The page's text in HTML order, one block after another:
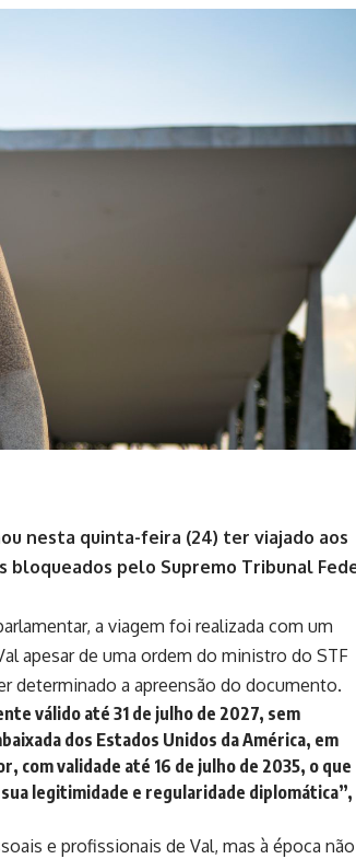
nesta quinta-feira (24) ter viajado aos
bloqueados pelo Supremo Tribunal
a viagem foi realizada com um
apesar de uma ordem do ministro do STF
determinado a apreensão do documento.
válido até 31 de julho de 2027, sem
dos Estados Unidos da América, em
com validade até 16 de julho de 2035, o que
legitimidade e regularidade diplomática”,
e profissionais de Val, mas à época não